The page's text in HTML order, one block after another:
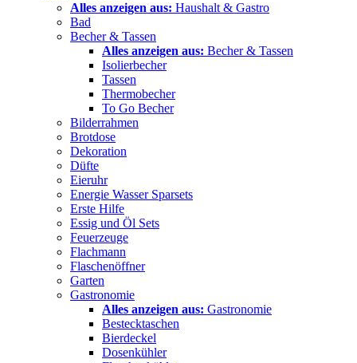
Alles anzeigen aus: Haushalt & Gastro
Bad
Becher & Tassen
Alles anzeigen aus: Becher & Tassen
Isolierbecher
Tassen
Thermobecher
To Go Becher
Bilderrahmen
Brotdose
Dekoration
Düfte
Eieruhr
Energie Wasser Sparsets
Erste Hilfe
Essig und Öl Sets
Feuerzeuge
Flachmann
Flaschenöffner
Garten
Gastronomie
Alles anzeigen aus: Gastronomie
Bestecktaschen
Bierdeckel
Dosenkühler